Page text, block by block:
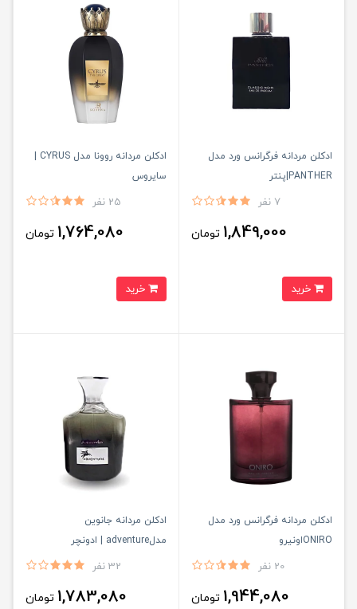
ادكلن مردانه فرگرانس ورد مدل
PANTHER|پنتر
7 نفر
1,849,000 تومان
ادكلن مردانه روونا مدل CYRUS |
سايروس
25 نفر
1,764,080 تومان
ادكلن مردانه فرگرانس ورد مدل
ONIROاونيرو
20 نفر
1,944,080 تومان
ادكلن مردانه جانوين
مدلadventure | ادونچر
32 نفر
1,783,080 تومان